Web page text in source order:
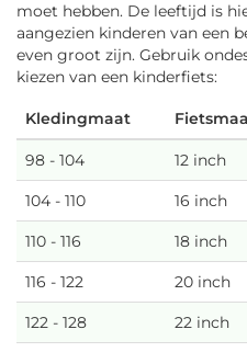
moet hebben. De leeftijd is
aangezien kinderen van een
even groot zijn. Gebruik
kiezen van een kinderfiets:
Kledingmaat
98 - 104 12 inch
104 - 110 16 inch
110 - 116 18 inch
116 - 122 20 inch
122 - 128 22 inch